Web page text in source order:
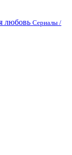
любовь Сериалы /